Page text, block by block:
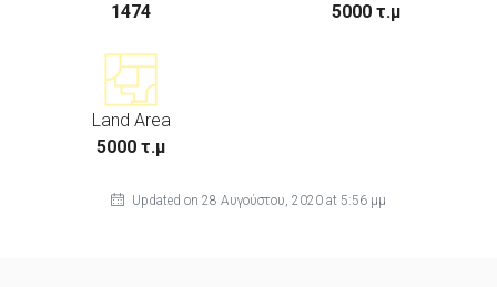
1474
5000 τ.μ
Land Area
5000 τ.μ
Updated on 28 Αυγούστου, 2020 at 5:56 μμ